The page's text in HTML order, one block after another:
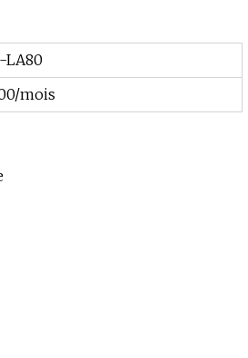
LA80
mois